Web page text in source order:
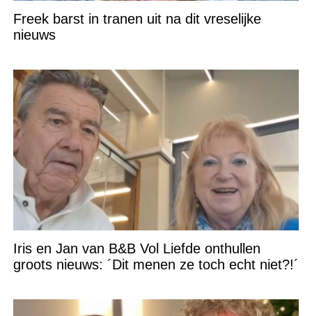
Freek barst in tranen uit na dit vreselijke
nieuws
Iris en Jan van B&B Vol Liefde onthullen
groots nieuws: ´Dit menen ze toch echt niet?!´